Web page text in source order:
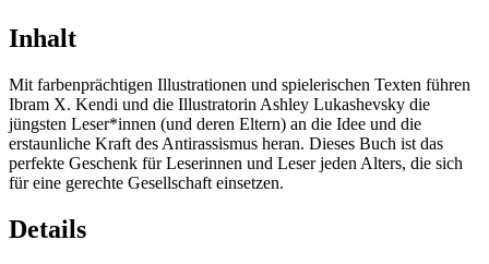
Inhalt
Mit farbenprächtigen Illustrationen und spielerischen Texten führen
Ibram X. Kendi und die Illustratorin Ashley Lukashevsky die
jüngsten Leser*innen (und deren Eltern) an die Idee und die
erstaunliche Kraft des Antirassismus heran. Dieses Buch ist das
perfekte Geschenk für Leserinnen und Leser jeden Alters, die sich
für eine gerechte Gesellschaft einsetzen.
Details